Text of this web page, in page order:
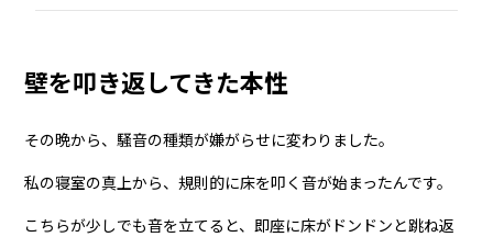
壁を叩き返してきた本性
その晩から、騒音の種類が嫌がらせに変わりました。
私の寝室の真上から、規則的に床を叩く音が始まったんです。
こちらが少しでも音を立てると、即座に床がドンドンと跳ね返